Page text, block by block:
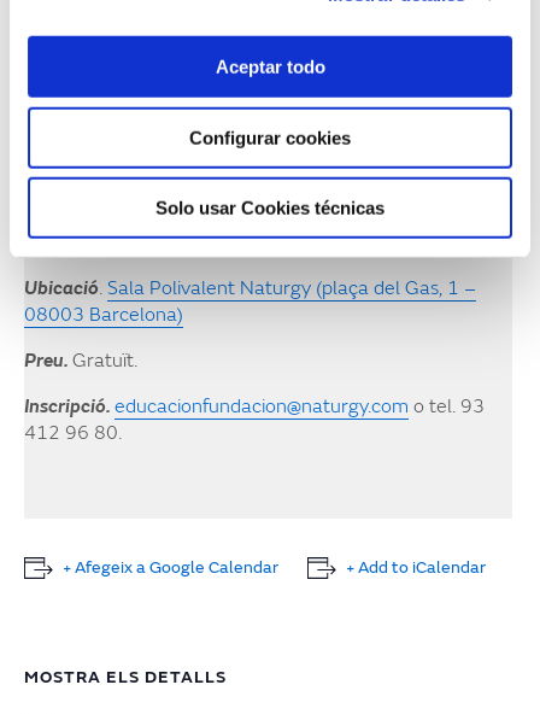
Aceptar todo
Configurar cookies
Solo usar Cookies técnicas
Del 10 al 21 d’octubre de 2018
Del 10 al 21 d’octubre de 2018.
Horari.De dilluns a divendres, de 9 a 20 h.
Ubicació. Sala Polivalent Naturgy (plaça del Gas, 1 –
08003 Barcelona)
Preu. Gratuït.
Inscripció. educacionfundacion@naturgy.com o tel. 93
412 96 80.
+ Afegeix a Google Calendar + Add to iCalendar
MOSTRA ELS DETALLS